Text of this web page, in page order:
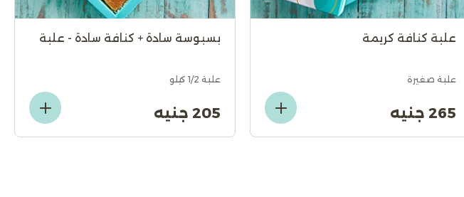
علبة كنافة كريمة
علبة صغيرة
265 جنيه
بسبوسة سادة + كنافة سادة - علبة
علبة 1/2 كيلو
205 جنيه